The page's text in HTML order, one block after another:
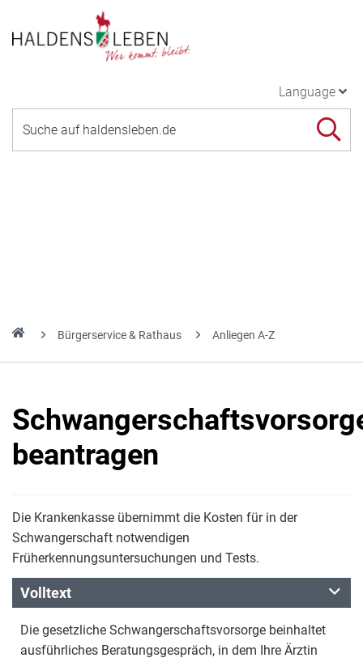
Language
Bürgerservice & Rathaus Anliegen A-Z
beantragen
Die Krankenkasse übernimmt die Kosten für in der
Schwangerschaft notwendigen
Früherkennungsuntersuchungen und Tests.
Volltext
Die gesetzliche Schwangerschaftsvorsorge beinhaltet
ausführliches Beratungsgespräch, in dem Ihre Ärztin